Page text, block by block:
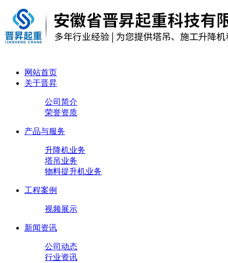
网站首页
关于晋昇
公司简介
荣誉资质
产品与服务
升降机业务
塔吊业务
物料提升机业务
工程案例
视频展示
新闻资讯
公司动态
行业资讯